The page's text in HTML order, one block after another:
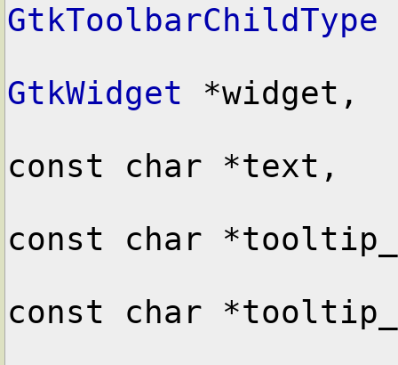
GtkToolbarChildType
GtkWidget *widget,
const char *text,
const char
const char